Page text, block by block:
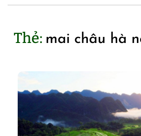
Thẻ: mai châu hà